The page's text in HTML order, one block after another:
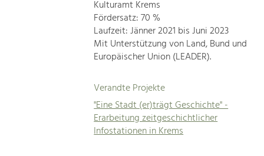
Kulturamt Krems
Fördersatz: 70 %
Laufzeit: Jänner 2021 bis Juni 2023
Mit Unterstützung von Land, Bund und
Europäischer Union (LEADER).
Verandte Projekte
"Eine Stadt (er)trägt Geschichte" -
Erarbeitung zeitgeschichtlicher
Infostationen in Krems